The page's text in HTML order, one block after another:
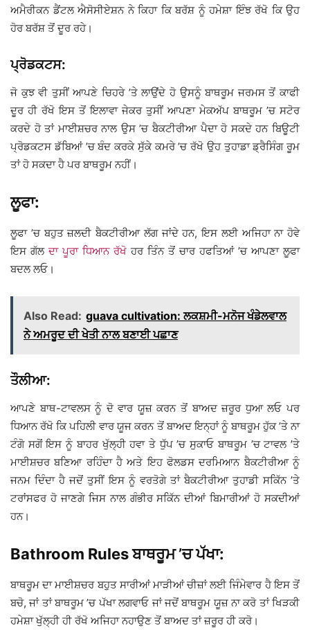
ਅਮੈਰੀਕਨ ਡੈਂਟਲ ਐਸੋਸੀਏਸ਼ਨ ਨੇ ਕਿਹਾ ਕਿ ਬਰੱਸ਼ ਨੂੰ ਹਮੇਸ਼ਾ ਇੰਝ ਰੱਖੋ ਕਿ ਉਹ
ਹੋਰ ਬਰੱਸ਼ ਤੋਂ ਦੂਰ ਰਹੇ।
ਪ੍ਰੋਡਕਟਸ:
ਜੋ ਕੁਝ ਵੀ ਤੁਸੀਂ ਆਪਣੇ ਚਿਹਰੇ ’ਤੇ ਲਾਉਂਦੇ ਹੋ ਉਸਨੂੰ ਬਾਥਰੂਮ ਜਰਮਸ ਤੋਂ ਕਾਫੀ
ਦੂਰ ਹੀ ਰੱਖੋ ਇਸ ਤੋਂ ਇਲਾਵਾ ਜੇਕਰ ਤੁਸੀਂ ਆਪਣਾ ਮੇਕਅੱਪ ਬਾਥਰੂਮ ’ਚ ਸਟੋਰ
ਕਰਦੇ ਹੋ ਤਾਂ ਮਾਈਸ਼ਚਰ ਨਾਲ ਉਸ ’ਚ ਬੈਕਟੀਰੀਆ ਪੈਦਾ ਹੋ ਸਕਦੇ ਹਨ ਬਿਊਟੀ
ਪ੍ਰੋਡਕਟਸ ਡੱਬਿਆਂ ’ਚ ਬੰਦ ਕਰਕੇ ਸੁੱਕੇ ਕਮਰੇ ’ਚ ਰੱਖੋ ਉਹ ਤੁਹਾਡਾ ਡ੍ਰੈਸਿੰਗ ਰੂਮ
ਤਾਂ ਹੋ ਸਕਦਾ ਹੈ ਪਰ ਬਾਥਰੂਮ ਨਹੀਂ।
ਲੂਫਾ:
ਲੂਫਾ ’ਚ ਬਹੁਤ ਜ਼ਲਦੀ ਬੈਕਟੀਰੀਆ ਲੱਗ ਜਾਂਦੇ ਹਨ, ਇਸ ਲਈ ਅਜਿਹਾ ਨਾ ਹੋਵੇ
ਇਸ ਗੱਲ ਦਾ ਪੂਰਾ ਧਿਆਨ ਰੱਖੋ ਹਰ ਤਿੰਨ ਤੋਂ ਚਾਰ ਹਫਤਿਆਂ ’ਚ ਆਪਣਾ ਲੂਫਾ
ਬਦਲ ਲਓ।
Also Read: guava cultivation: ਲਕਸ਼ਮੀ-ਮਨੋਜ ਖੰਡੇਲਵਾਲ
ਨੇ ਅਮਰੂਦ ਦੀ ਖੇਤੀ ਨਾਲ ਬਣਾਈ ਪਛਾਣ
ਤੌਲੀਆ:
ਆਪਣੇ ਬਾਥ-ਟਾਵਲਸ ਨੂੰ ਦੋ ਵਾਰ ਯੂਜ਼ ਕਰਨ ਤੋਂ ਬਾਅਦ ਜ਼ਰੂਰ ਧੁਆ ਲਓ ਪਰ
ਧਿਆਨ ਰੱਖੋ ਕਿ ਪਹਿਲੀ ਵਾਰ ਯੂਜ ਕਰਨ ਤੋਂ ਬਾਅਦ ਇਨ੍ਹਾਂ ਨੂੰ ਬਾਥਰੂਮ ਹੁੱਕ ’ਤੇ ਨਾ
ਟੰਗੋ ਸਗੋਂ ਇਸ ਨੂੰ ਬਾਹਰ ਖੁੱਲ੍ਹੀ ਹਵਾ ਤੇ ਧੁੱਪ ’ਚ ਸੁਕਾਓ ਬਾਥਰੂਮ ’ਚ ਟਾਵਲ ’ਤੇ
ਮਾਈਸ਼ਚਰ ਬਣਿਆ ਰਹਿੰਦਾ ਹੈ ਅਤੇ ਇਹ ਫੋਲਡਸ ਦਰਮਿਆਨ ਬੈਕਟੀਰੀਆ ਨੂੰ
ਜਨਮ ਦਿੰਦਾ ਹੈ ਜਦੋਂ ਤੁਸੀਂ ਇਸ ਨੂੰ ਵਰਤੋਗੇ ਤਾਂ ਬੈਕਟੀਰੀਆ ਤੁਹਾਡੀ ਸਕਿੱਨ ’ਤੇ
ਟਰਾਂਸਫਰ ਹੋ ਜਾਣਗੇ ਜਿਸ ਨਾਲ ਗੰਭੀਰ ਸਕਿੱਨ ਦੀਆਂ ਬਿਮਾਰੀਆਂ ਹੋ ਸਕਦੀਆਂ
ਹਨ।
Bathroom Rules ਬਾਥਰੂਮ ’ਚ ਪੱਖਾ:
ਬਾਥਰੂਮ ਦਾ ਮਾਈਸ਼ਚਰ ਬਹੁਤ ਸਾਰੀਆਂ ਮਾੜੀਆਂ ਚੀਜ਼ਾਂ ਲਈ ਜਿੰਮੇਵਾਰ ਹੈ ਇਸ ਤੋਂ
ਬਚੋ, ਜਾਂ ਤਾਂ ਬਾਥਰੂਮ ’ਚ ਪੱਖਾ ਲਗਵਾਓ ਜਾਂ ਜਦੋਂ ਬਾਥਰੂਮ ਯੂਜ਼ ਨਾ ਕਰੋ ਤਾਂ ਖਿੜਕੀ
ਹਮੇਸ਼ਾ ਖੁੱਲ੍ਹੀ ਹੀ ਰੱਖੋ ਅਜਿਹਾ ਨਹਾਉਣ ਤੋਂ ਬਾਅਦ ਤਾਂ ਜ਼ਰੂਰ ਹੀ ਕਰੋ।